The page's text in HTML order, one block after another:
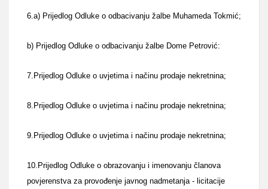
6.a) Prijedlog Odluke o odbacivanju žalbe Muhameda Tokmić;
b) Prijedlog Odluke o odbacivanju žalbe Dome Petrović:
7.Prijedlog Odluke o uvjetima i načinu prodaje nekretnina;
8.Prijedlog Odluke o uvjetima i načinu prodaje nekretnina;
9.Prijedlog Odluke o uvjetima i načinu prodaje nekretnina;
10.Prijedlog Odluke o obrazovanju i imenovanju članova
povjerenstva za provođenje javnog nadmetanja - licitacije